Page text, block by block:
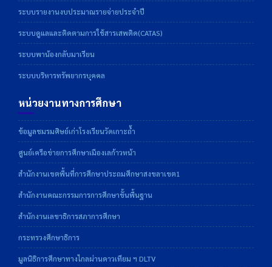
ระบบรายงานงบประมาณรายจ่ายประจำปี
ระบบดูแลและติดตามการใช้สารเสพติด(CATAS)
ระบบพาน้องกลับมาเรียน
ระบบบริหารทรัพยากรบุคคล
หน่วยงานทางการศึกษา
ข้อมูลชมรมศิษย์เก่าโรงเรียนวัดเกาะถ้ำ
ศูนย์เครือข่ายการศึกษาเมืองเลก้าวหน้า
สำนักงานเขตพื้นที่การศึกษาประถมศึกษาสงขลาเขต1
สำนักงานคณะกรรมการการศึกษาขั้นพื้นฐาน
สำนักงานเลขาธิการสภาการศึกษา
กระทรวงศึกษาธิการ
มูลนิธิการศึกษาทางไกลผ่านดาวเทียม ฯ DLTV